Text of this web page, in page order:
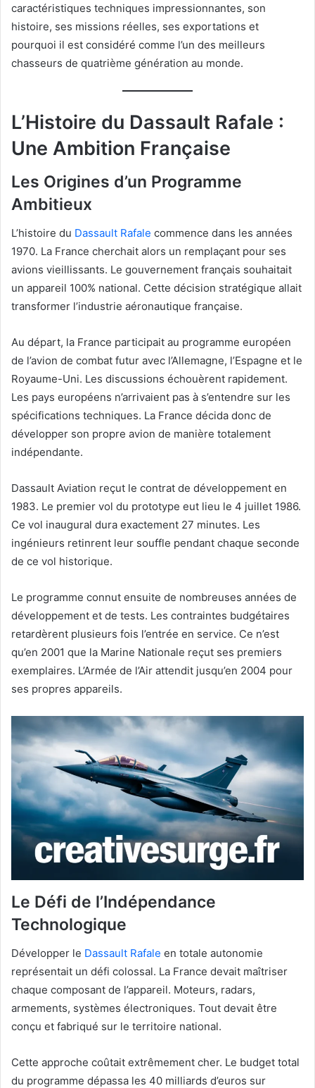
caractéristiques techniques impressionnantes, son
histoire, ses missions réelles, ses exportations et
pourquoi il est considéré comme l’un des meilleurs
chasseurs de quatrième génération au monde.
L’Histoire du Dassault Rafale :
Une Ambition Française
Les Origines d’un Programme
Ambitieux
L’histoire du Dassault Rafale commence dans les années
1970. La France cherchait alors un remplaçant pour ses
avions vieillissants. Le gouvernement français souhaitait
un appareil 100% national. Cette décision stratégique allait
transformer l’industrie aéronautique française.
Au départ, la France participait au programme européen
de l’avion de combat futur avec l’Allemagne, l’Espagne et le
Royaume-Uni. Les discussions échouèrent rapidement.
Les pays européens n’arrivaient pas à s’entendre sur les
spécifications techniques. La France décida donc de
développer son propre avion de manière totalement
indépendante.
Dassault Aviation reçut le contrat de développement en
1983. Le premier vol du prototype eut lieu le 4 juillet 1986.
Ce vol inaugural dura exactement 27 minutes. Les
ingénieurs retinrent leur souffle pendant chaque seconde
de ce vol historique.
Le programme connut ensuite de nombreuses années de
développement et de tests. Les contraintes budgétaires
retardèrent plusieurs fois l’entrée en service. Ce n’est
qu’en 2001 que la Marine Nationale reçut ses premiers
exemplaires. L’Armée de l’Air attendit jusqu’en 2004 pour
ses propres appareils.
Le Défi de l’Indépendance
Technologique
Développer le Dassault Rafale en totale autonomie
représentait un défi colossal. La France devait maîtriser
chaque composant de l’appareil. Moteurs, radars,
armements, systèmes électroniques. Tout devait être
conçu et fabriqué sur le territoire national.
Cette approche coûtait extrêmement cher. Le budget total
du programme dépassa les 40 milliards d’euros sur